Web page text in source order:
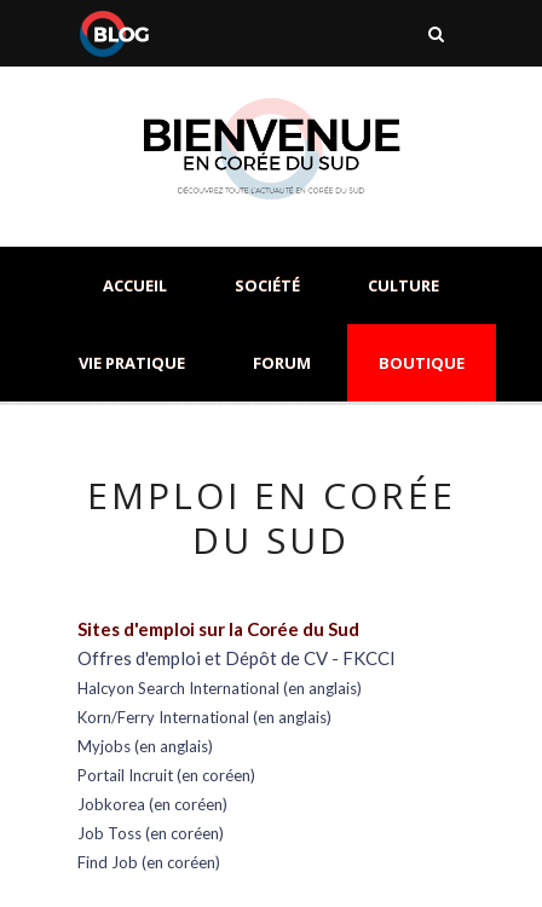
ACCUEIL SOCIÉTÉ CULTURE
VIE PRATIQUE FORUM BOUTIQUE
EMPLOI EN CORÉE
DU SUD
Sites d'emploi sur la Corée du Sud
Offres d'emploi et Dépôt de CV - FKCCI
Halcyon Search International (en anglais)
Korn/Ferry International (en anglais)
Myjobs (en anglais)
Portail Incruit (en coréen)
Jobkorea (en coréen)
Job Toss (en coréen)
Find Job (en coréen)